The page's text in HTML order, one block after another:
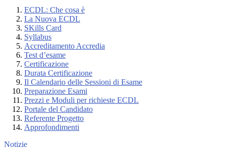
ECDL: Che cosa è
La Nuova ECDL
SKills Card
Syllabus
Accreditamento Accredia
Test d’esame
Certificazione
Durata Certificazione
Il Calendario delle Sessioni di Esame
Preparazione Esami
Prezzi e Moduli per richieste ECDL
Portale del Candidato
Referente Progetto
Approfondimenti
Notizie